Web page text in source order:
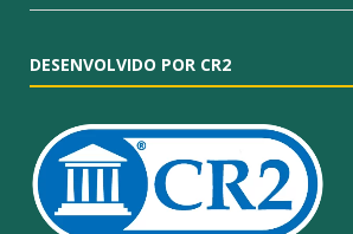
DESENVOLVIDO POR CR2